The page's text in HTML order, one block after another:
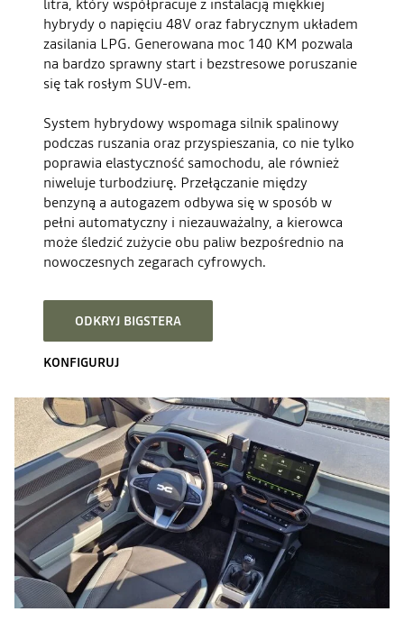
hybrydy o napięciu 48V oraz fabrycznym układem
zasilania LPG. Generowana moc 140 KM pozwala
na bardzo sprawny start i bezstresowe poruszanie
się tak rosłym SUV-em.
System hybrydowy wspomaga silnik spalinowy
podczas ruszania oraz przyspieszania, co nie tylko
poprawia elastyczność samochodu, ale również
niweluje turbodziurę. Przełączanie między
benzyną a autogazem odbywa się w sposób w
pełni automatyczny i niezauważalny, a kierowca
może śledzić zużycie obu paliw bezpośrednio na
nowoczesnych zegarach cyfrowych.
ODKRYJ BIGSTERA
KONFIGURUJ